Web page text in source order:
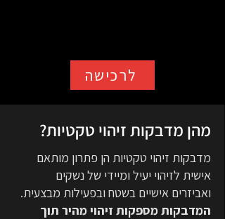
לרכישה
מהן מדבקות זיהוי טקטיות?
מדבקות זיהוי טקטיות הן פתרון מותאם
אישית לזיהוי יעיל ומיידי של נשקים
ואביזרים אישיים בשטח ובפעילות מבצעית.
המדבקות מספקות זיהוי מהיר תוך